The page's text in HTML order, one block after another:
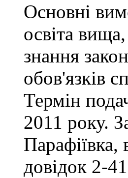
Основні
освіта
знання
обов'язків
Термін
2011 року.
довідок 2-